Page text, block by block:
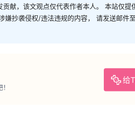
献，该文观点仅代表作者本人。 本站仅提
嫌抄袭侵权/违法违规的内容， 请发送邮件
给